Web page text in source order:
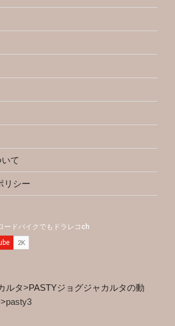
て
リシー
ルタ>PASTYジョグジャカルタの動
>pasty3